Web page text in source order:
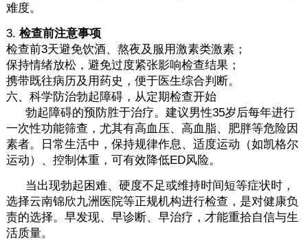
难度。
3. 检查前注意事项
检查前3天避免饮酒、熬夜及服用激素类激素；
保持情绪放松，避免过度紧张影响检查结果；
携带既往病历及用药史，便于医生综合判断。
六、科学防治勃起障碍，从定期检查开始
勃起障碍的预防胜于治疗。建议男性35岁后每年进行
一次性功能筛查，尤其有高血压、高血脂、肥胖等危险因
素者。日常生活中，保持规律作息、适度运动（如凯格尔
运动）、控制体重，可有效降低ED风险。
当出现勃起困难、硬度不足或维持时间短等症状时，
选择云南锦欣九洲医院等正规机构进行检查，是对健康负
责的选择。早发现、早诊断、早治疗，才能重拾自信与生
活质量。